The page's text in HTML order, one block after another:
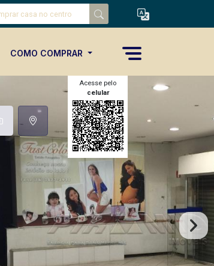
COMO COMPRAR
Acesse pelo
celular